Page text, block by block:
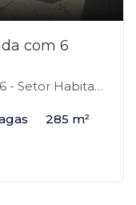
com 6
Arniqueira, Brasília-DF
285 m²